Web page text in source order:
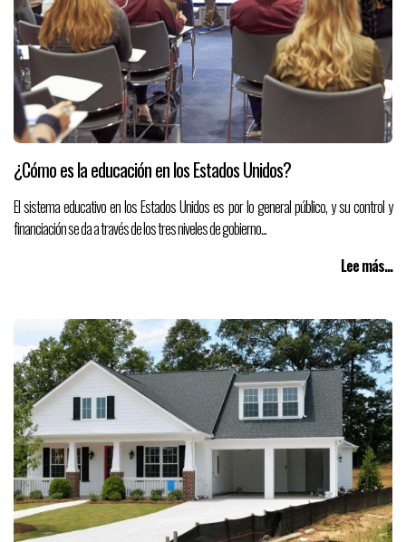
¿Cómo es la educación en los Estados Unidos?
El sistema educativo en los Estados Unidos es por lo general público, y su control y
financiación se da a través de los tres niveles de gobierno...
Lee más...